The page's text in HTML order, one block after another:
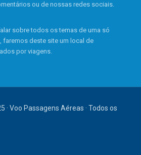
ou de nossas redes sociais.
sobre todos os temas de uma só
faremos deste site um local de
por viagens.
· Voo Passagens Aéreas · Todos os